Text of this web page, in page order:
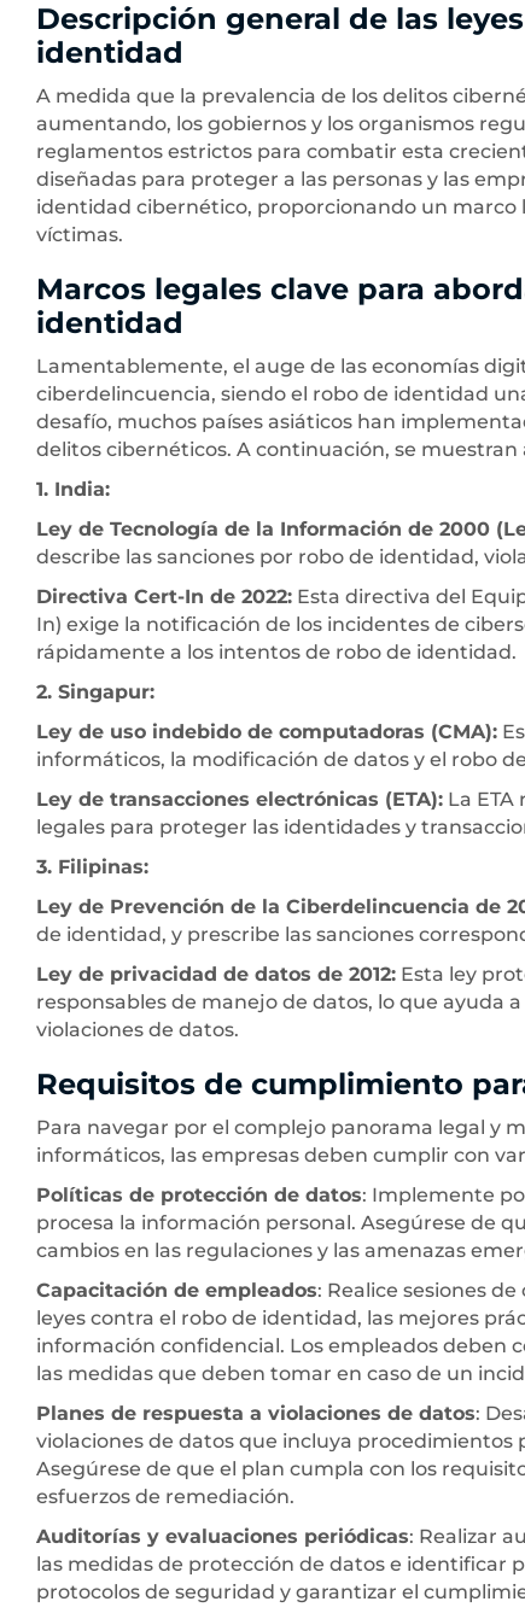
Descripción general de las
identidad
A medida que la prevalencia de los delitos
aumentando, los gobiernos y los organismos
reglamentos estrictos para combatir esta
diseñadas para proteger a las personas y las
identidad cibernético, proporcionando un marco
víctimas.
Marcos legales clave para
identidad
Lamentablemente, el auge de las economías
ciberdelincuencia, siendo el robo de identidad
desafío, muchos países asiáticos han
delitos cibernéticos. A continuación, se muestran
1. India:
Ley de Tecnología de la Información de 2000
describe las sanciones por robo de identidad,
Directiva Cert-In de 2022: Esta directiva del
In) exige la notificación de los incidentes de
rápidamente a los intentos de robo de identidad.
2. Singapur:
Ley de uso indebido de computadoras (CMA):
informáticos, la modificación de datos y el robo
Ley de transacciones electrónicas (ETA): La
legales para proteger las identidades y
3. Filipinas:
Ley de Prevención de la Ciberdelincuencia de
de identidad, y prescribe las sanciones
Ley de privacidad de datos de 2012: Esta ley
responsables de manejo de datos, lo que ayuda
violaciones de datos.
Requisitos de cumplimiento
Para navegar por el complejo panorama legal y
informáticos, las empresas deben cumplir con
Políticas de protección de datos: Implemente
procesa la información personal. Asegúrese de
cambios en las regulaciones y las amenazas
Capacitación de empleados: Realice sesiones
leyes contra el robo de identidad, las mejores
información confidencial. Los empleados deben
las medidas que deben tomar en caso de un
Planes de respuesta a violaciones de datos:
violaciones de datos que incluya
Asegúrese de que el plan cumpla con los
esfuerzos de remediación.
Auditorías y evaluaciones periódicas: Realizar
las medidas de protección de datos e identificar
protocolos de seguridad y garantizar el